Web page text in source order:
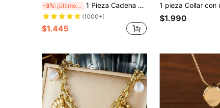
-3% ¡Últimos 3 días 1 Pieza Cadena Del Collar Del Colgante De La Perla Falsa Con Concha Microinsertada De Acero Inoxidable
(1000+)
$1.445
$1.990